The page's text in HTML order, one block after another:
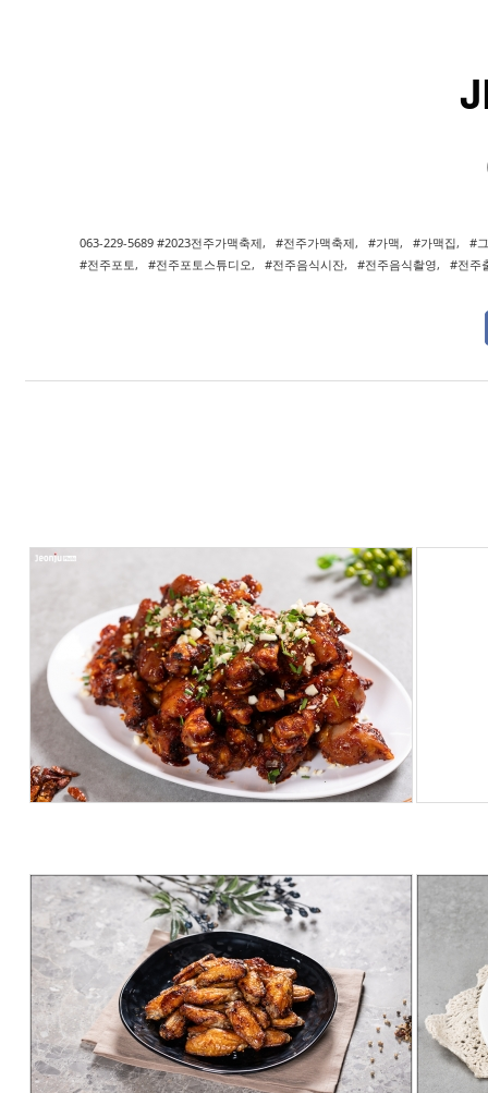
063-229-5689 #2023전주가맥축제, #전주가맥축제, #가맥, #가맥집,
#
#전주포토, #전주포토스튜디오, #전주음식시잔, #전주음식촬영, #전주
89